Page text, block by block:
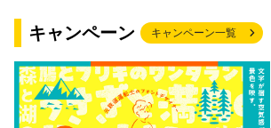
キャンペーン キャンペーン一覧